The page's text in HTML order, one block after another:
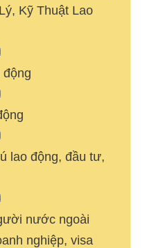
Kỹ Thuật Lao
động
lao động, đầu tư,
nước ngoài
nghiệp, visa